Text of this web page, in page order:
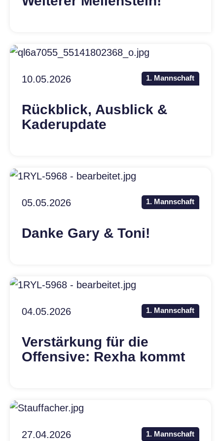
10.05.2026 1. Mannschaft
Rückblick, Ausblick &
Kaderupdate
05.05.2026 1. Mannschaft
Danke Gary & Toni!
04.05.2026 1. Mannschaft
Verstärkung für die
Offensive: Rexha kommt
27.04.2026 1. Mannschaft